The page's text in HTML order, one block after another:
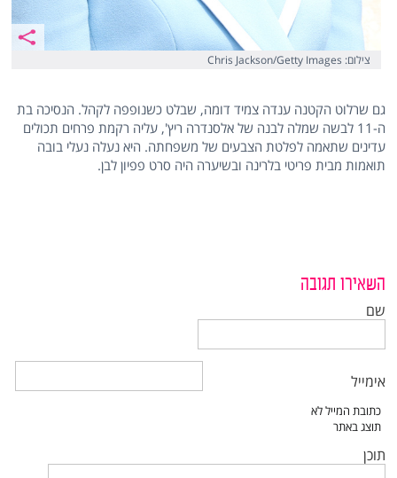
צילום: Chris Jackson/Getty Images
גם שרלוט הקטנה ענדה צמיד דומה, שבלט כשנופפה לקהל. הנסיכה בת
ה-11 לבשה שמלה לבנה של אלסנדרה ריץ', עליה רקמת פרחים תכולים
עדינים שתאמה לפלטת הצבעים של משפחתה. היא נעלה נעלי בובה
תואמות מבית פריטי בלרינה ובשיערה היה סרט פפיון לבן.
השאירו תגובה
שם
אימייל
תוכן